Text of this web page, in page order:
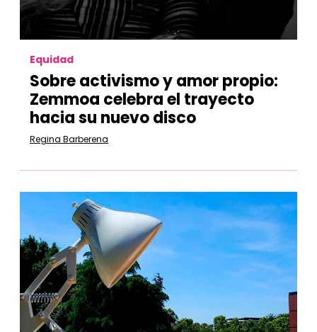
Equidad
Sobre activismo y amor propio:
Zemmoa celebra el trayecto
hacia su nuevo disco
Regina Barberena